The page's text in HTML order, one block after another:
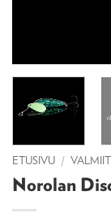
ETUSIVU /
Norolan